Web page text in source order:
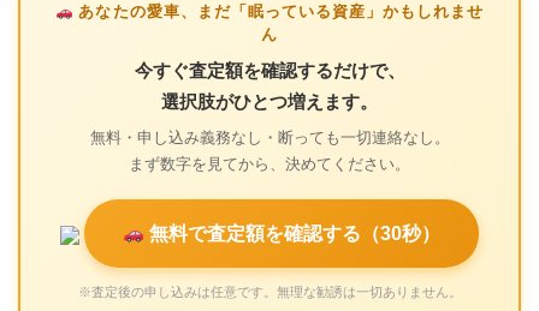
あなたの愛車、まだ「眠っている資産」かもしれませ
ん
今すぐ査定額を確認するだけで、
選択肢がひとつ増えます。
無料・申し込み義務なし・断っても一切連絡なし。
まず数字を見てから、決めてください。
無料で査定額を確認する（30秒）
※査定後の申し込みは任意です。無理な勧誘は一切ありません。